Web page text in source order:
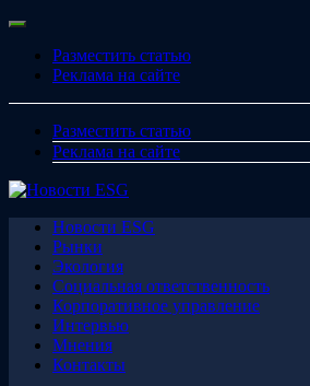
Перейти
содержимому
Меню
Разместить статью
Реклама на сайте
Разместить статью
Реклама на сайте
Новости ESG
Рынки
Экология
Социальная ответственность
Корпоративное управление
Интервью
Мнения
Контакты